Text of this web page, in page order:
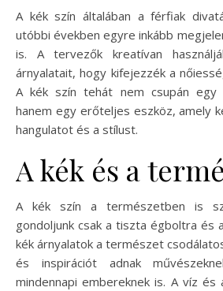
A kék szín általában a férfiak
utóbbi években egyre inkább
is. A tervezők kreatívan
árnyalatait, hogy kifejezzék a
A kék szín tehát nem csupán egy
hanem egy erőteljes eszköz, amely
hangulatot és a stílust.
A kék és a
A kék szín a természetben is
gondoljunk csak a tiszta égboltra és
kék árnyalatok a természet
és inspirációt adnak
mindennapi embereknek is. A víz